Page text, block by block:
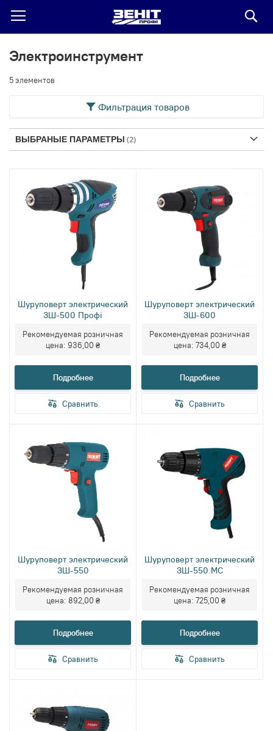
Электроинструмент
5элементов
Фильтрация товаров
ВЫБРАНЫЕ ПАРАМЕТРЫ
Шуруповерт электрический
ЗШ-500 Профі
Рекомендуемая розничная
цена: 936,00 ₴
Подробнее
Сравнить
Шуруповерт электрический
ЗШ-600
Рекомендуемая розничная
цена: 734,00 ₴
Подробнее
Сравнить
Шуруповерт электрический
ЗШ-550
Рекомендуемая розничная
цена: 892,00 ₴
Подробнее
Сравнить
Шуруповерт электрический
ЗШ-550 МС
Рекомендуемая розничная
цена: 725,00 ₴
Подробнее
Сравнить